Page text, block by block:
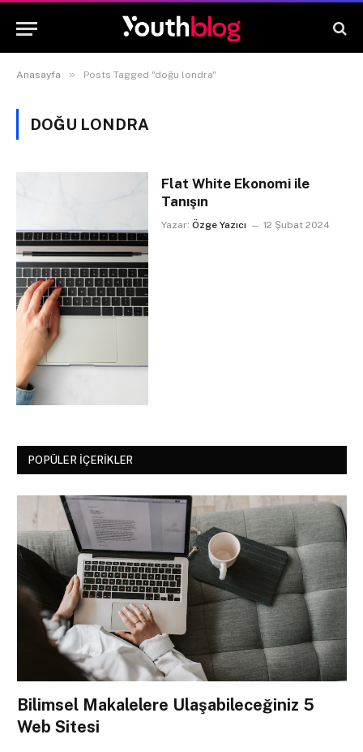
Anasayfa » Posts Tagged "doğu londra"
DOĞU LONDRA
Flat White Ekonomi ile
Tanışın
Yazar: Özge Yazıcı 12 Şubat 2024
POPÜLER İÇERIKLER
Bilimsel Makalelere Ulaşabileceğiniz 5
Web Sitesi